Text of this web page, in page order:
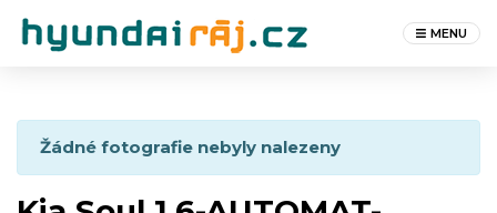
MENU
Žádné fotografie nebyly nalezeny